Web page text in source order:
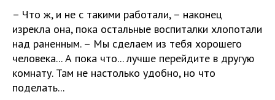
– Что ж, и не с такими работали, – наконец
изрекла она, пока остальные воспиталки хлопотали
над раненным. – Мы сделаем из тебя хорошего
человека... А пока что... лучше перейдите в другую
комнату. Там не настолько удобно, но что
поделать...